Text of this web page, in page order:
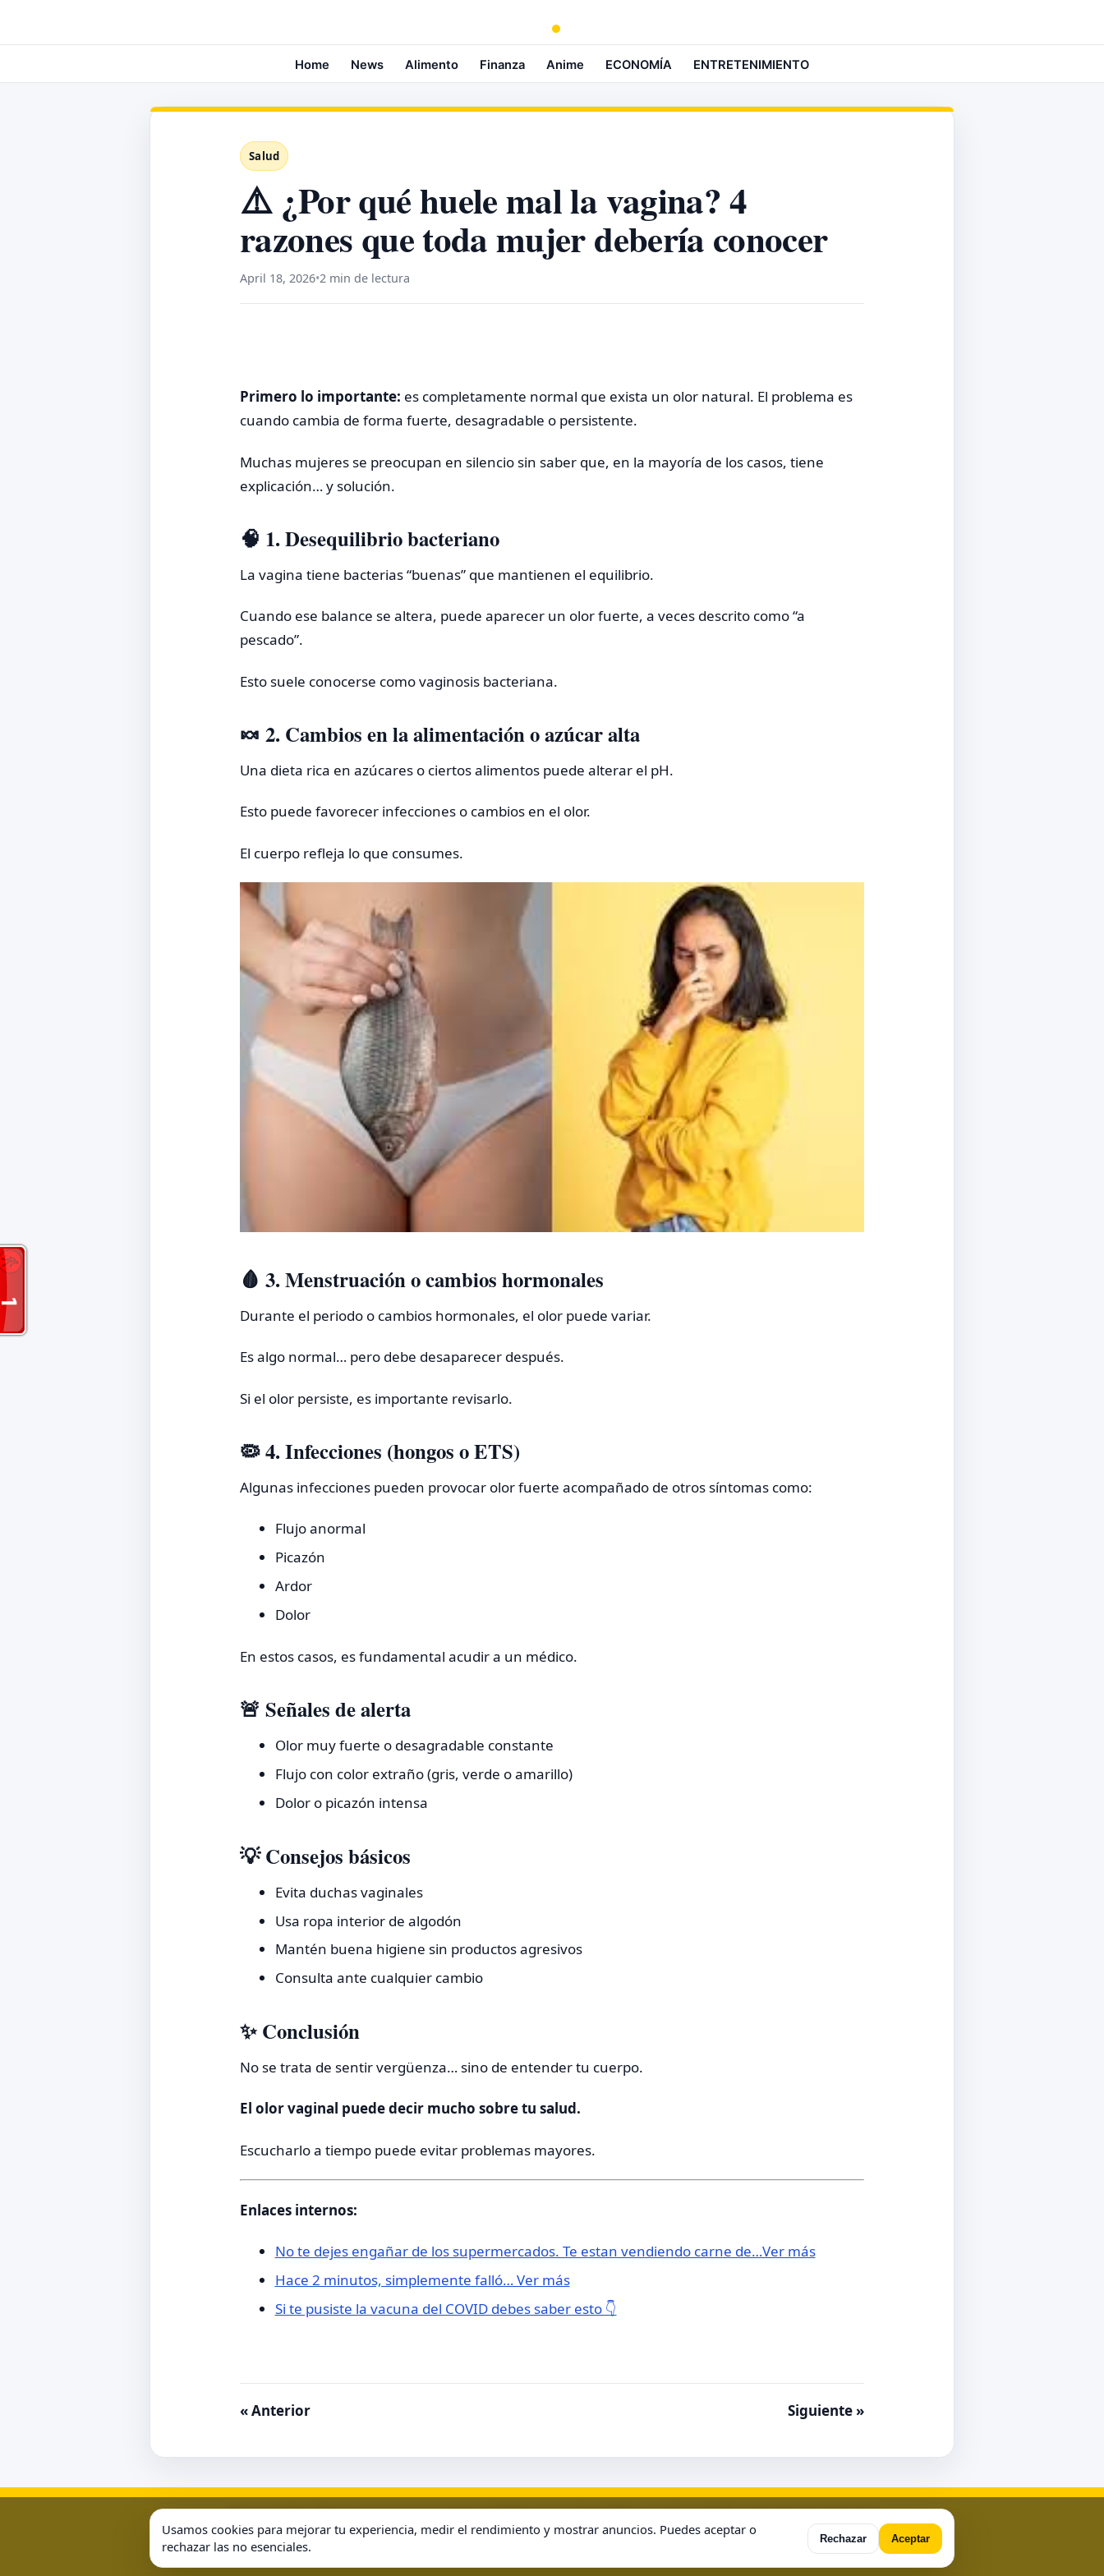
Home News Alimento Finanza Anime ECONOMÍA ENTRETENIMIENTO
Salud
⚠️ ¿Por qué huele mal la vagina? 4
razones que toda mujer debería conocer
April 18, 2026•2 min de lectura
Primero lo importante: es completamente normal que exista un olor natural. El problema es
cuando cambia de forma fuerte, desagradable o persistente.
Muchas mujeres se preocupan en silencio sin saber que, en la mayoría de los casos, tiene
explicación… y solución.
🧠 1. Desequilibrio bacteriano
La vagina tiene bacterias “buenas” que mantienen el equilibrio.
Cuando ese balance se altera, puede aparecer un olor fuerte, a veces descrito como “a
pescado”.
Esto suele conocerse como vaginosis bacteriana.
🍬 2. Cambios en la alimentación o azúcar alta
Una dieta rica en azúcares o ciertos alimentos puede alterar el pH.
Esto puede favorecer infecciones o cambios en el olor.
El cuerpo refleja lo que consumes.
🩸 3. Menstruación o cambios hormonales
Durante el periodo o cambios hormonales, el olor puede variar.
Es algo normal… pero debe desaparecer después.
Si el olor persiste, es importante revisarlo.
🦠 4. Infecciones (hongos o ETS)
Algunas infecciones pueden provocar olor fuerte acompañado de otros síntomas como:
Flujo anormal
Picazón
Ardor
Dolor
En estos casos, es fundamental acudir a un médico.
🚨 Señales de alerta
Olor muy fuerte o desagradable constante
Flujo con color extraño (gris, verde o amarillo)
Dolor o picazón intensa
💡 Consejos básicos
Evita duchas vaginales
Usa ropa interior de algodón
Mantén buena higiene sin productos agresivos
Consulta ante cualquier cambio
✨ Conclusión
No se trata de sentir vergüenza… sino de entender tu cuerpo.
El olor vaginal puede decir mucho sobre tu salud.
Escucharlo a tiempo puede evitar problemas mayores.
Enlaces internos:
No te dejes engañar de los supermercados. Te estan vendiendo carne de…Ver más
Hace 2 minutos, simplemente falló… Ver más
Si te pusiste la vacuna del COVID debes saber esto 👇
« Anterior Siguiente »
Usamos cookies para mejorar tu experiencia, medir el rendimiento y mostrar anuncios. Puedes aceptar o
rechazar las no esenciales.
Rechazar Aceptar